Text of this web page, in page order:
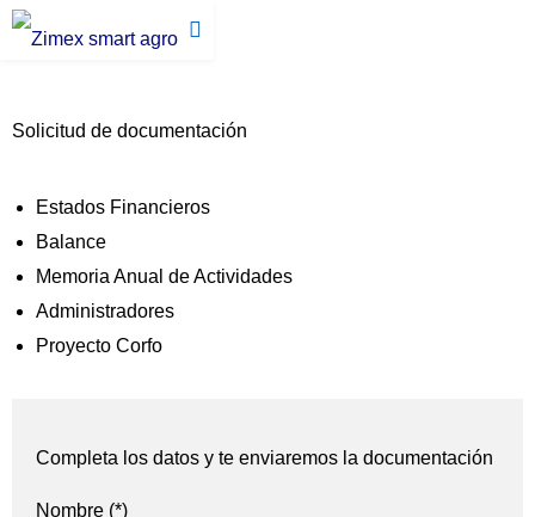
Solicitud de documentación
Estados Financieros
Balance
Memoria Anual de Actividades
Administradores
Proyecto Corfo
Completa los datos y te enviaremos la documentación
Nombre (*)